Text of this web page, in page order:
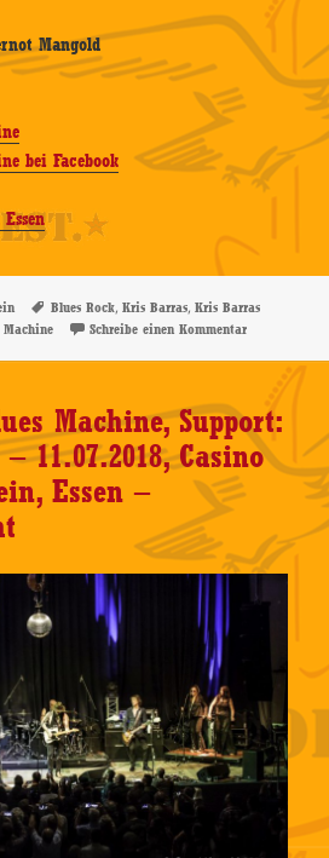
Mangold
bei Facebook
Schlagwörter
Blues Rock,Kris Barras,Kris Barras
Machine Schreibe einen Kommentarzu Kris
Machine, Support:
11.07.2018, Casino
Essen –